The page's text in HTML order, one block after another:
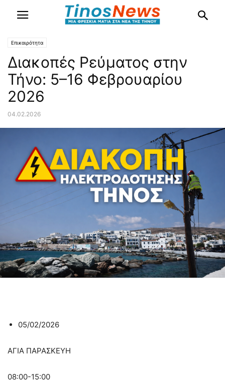
Επικαιρότητα
Διακοπές Ρεύματος στην
Τήνο: 5–16 Φεβρουαρίου
2026
04.02.2026
05/02/2026
ΑΓΙΑ ΠΑΡΑΣΚΕΥΗ
08:00-15:00